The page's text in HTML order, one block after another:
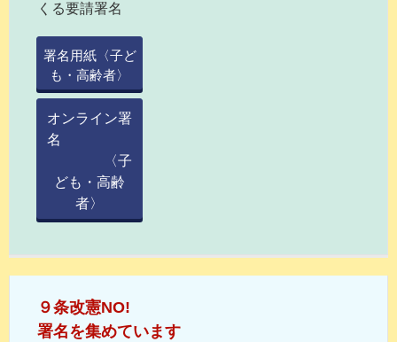
くる要請署名
署名用紙〈子ど
も・高齢者〉
オンライン署
名
〈子
ども・高齢
者〉
９条改憲NO!
署名を集めています